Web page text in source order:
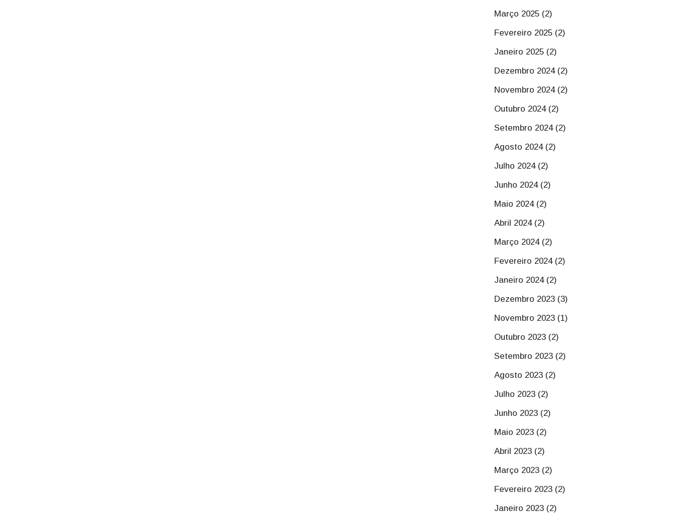
Março 2025 (2)
Fevereiro 2025 (2)
Janeiro 2025 (2)
Dezembro 2024 (2)
Novembro 2024 (2)
Outubro 2024 (2)
Setembro 2024 (2)
Agosto 2024 (2)
Julho 2024 (2)
Junho 2024 (2)
Maio 2024 (2)
Abril 2024 (2)
Março 2024 (2)
Fevereiro 2024 (2)
Janeiro 2024 (2)
Dezembro 2023 (3)
Novembro 2023 (1)
Outubro 2023 (2)
Setembro 2023 (2)
Agosto 2023 (2)
Julho 2023 (2)
Junho 2023 (2)
Maio 2023 (2)
Abril 2023 (2)
Março 2023 (2)
Fevereiro 2023 (2)
Janeiro 2023 (2)